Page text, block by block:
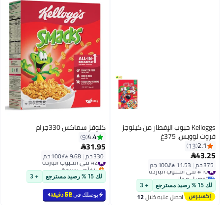
Kelloggs حبوب الإفطار من كيلوجز
فروت لووبس، 375غ
2.1
13
43.25
375 جم | #10 في الحبوب الباردة
توصيل مجاني
#10 في الحبوب الباردةلك 15 % رصيد مسترجع + 3
احصل عليه خلال12
كلوقز سماكس 330جرام
4.4
9
31.95
330 جم | #2 في الحبوب الباردة
بتخلّص بسرعة
#2 في الحبوب الباردةلك 15 % رصيد مسترجع + 3
يوصلك في52 دقيقة